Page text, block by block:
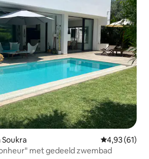
Gemiddelde
4,93 (61)
met gedeeld zwembad